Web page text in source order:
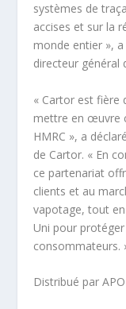
systèmes de
accises et sur la
monde entier »,
directeur général
« Cartor est fière
mettre en œuvre
HMRC », a
de Cartor. « En
ce partenariat
clients et au
vapotage, tout
Uni pour
consommateurs.
Distribué par